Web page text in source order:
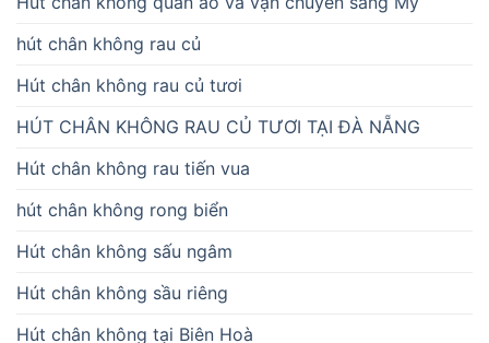
hút chân không rau củ
Hút chân không rau củ tươi
HÚT CHÂN KHÔNG RAU CỦ TƯƠI TẠI ĐÀ NẴNG
Hút chân không rau tiến vua
hút chân không rong biển
Hút chân không sấu ngâm
Hút chân không sầu riêng
Hút chân không tại Biên Hoà